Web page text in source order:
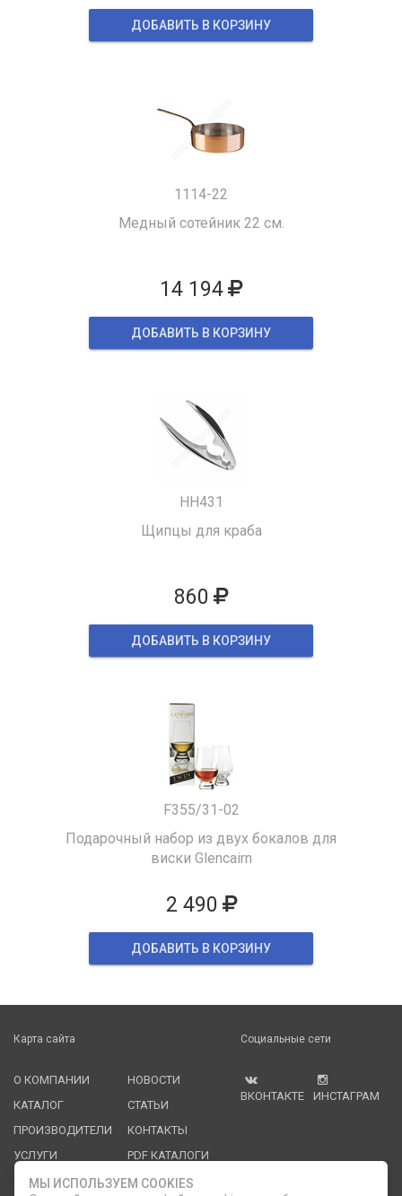
ДОБАВИТЬ В КОРЗИНУ
1114-22
Медный сотейник 22 см.
14 194
ДОБАВИТЬ В КОРЗИНУ
HH431
Щипцы для краба
860
ДОБАВИТЬ В КОРЗИНУ
F355/31-02
Подарочный набор из двух бокалов для
виски Glencairn
2 490
ДОБАВИТЬ В КОРЗИНУ
Карта сайта
О КОМПАНИИ
КАТАЛОГ
ПРОИЗВОДИТЕЛИ
УСЛУГИ
НОВОСТИ
СТАТЬИ
КОНТАКТЫ
PDF КАТАЛОГИ
ОПЛАТА И
Социальные сети
ВКОНТАКТЕ ИНСТАГРАМ
МЫ ИСПОЛЬЗУЕМ COOKIES